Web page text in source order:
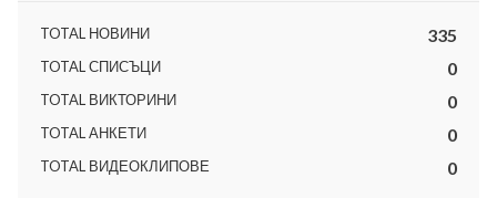
TOTAL НОВИНИ 335
TOTAL СПИСЪЦИ 0
TOTAL ВИКТОРИНИ 0
TOTAL АНКЕТИ 0
TOTAL ВИДЕОКЛИПОВЕ 0